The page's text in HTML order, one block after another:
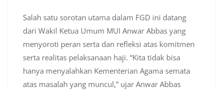
Salah satu sorotan utama dalam FGD ini datang
dari Wakil Ketua Umum MUI Anwar Abbas yang
menyoroti peran serta dan refleksi atas komitmen
serta realitas pelaksanaan haji. “Kita tidak bisa
hanya menyalahkan Kementerian Agama semata
atas masalah yang muncul,” ujar Anwar Abbas